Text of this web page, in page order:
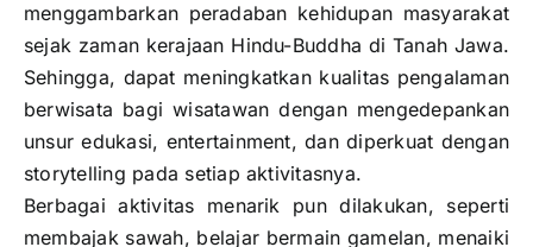
menggambarkan peradaban kehidupan masyarakat
sejak zaman kerajaan Hindu-Buddha di Tanah Jawa.
Sehingga, dapat meningkatkan kualitas pengalaman
berwisata bagi wisatawan dengan mengedepankan
unsur edukasi, entertainment, dan diperkuat dengan
storytelling pada setiap aktivitasnya.
Berbagai aktivitas menarik pun dilakukan, seperti
membajak sawah, belajar bermain gamelan, menaiki